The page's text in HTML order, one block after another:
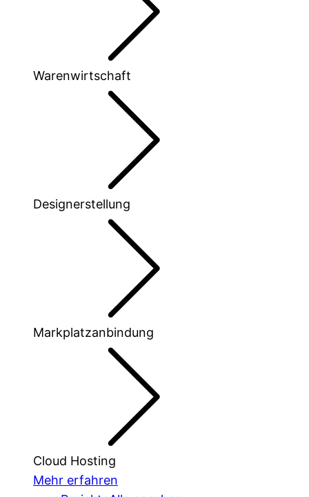
Warenwirtschaft
Designerstellung
Markplatzanbindung
Cloud Hosting
Mehr erfahren